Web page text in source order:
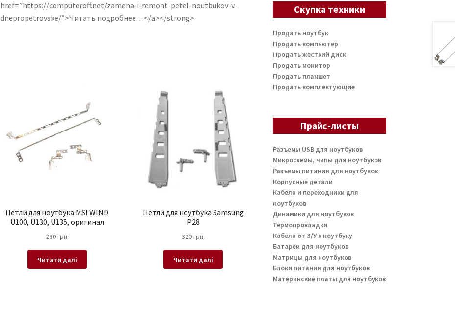
href=”https://computeroff.net/zamena-i-remont-petel-noutbukov-v-
dnepropetrovske/”>Читать подробнее…</a></strong>
Петли для ноутбука MSI WIND
U100, U130, U135, оригинал
280грн.
Читати далі
Петли для ноутбука Samsung
P28
320грн.
Читати далі
Скупка техники
Продать ноутбук
Продать компьютер
Продать жесткий диск
Продать монитор
Продать планшет
Продать комплектующие
Прайс-листы
Разъемы USB для ноутбуков
Микросхемы, чипы для ноутбуков
Разъемы питания для ноутбуков
Корпусные детали
Кабели и переходники для
ноутбуков
Динамики для ноутбуков
Термопрокладки
Кабели от З/У к ноутбуку
Батареи для ноутбуков
Матрицы для ноутбуков
Блоки питания для ноутбуков
Материнские платы для ноутбуков